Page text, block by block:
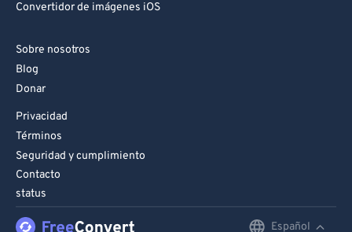
Convertidor de imágenes iOS
Sobre nosotros
Blog
Donar
Privacidad
Términos
Seguridad y cumplimiento
Contacto
status
Español